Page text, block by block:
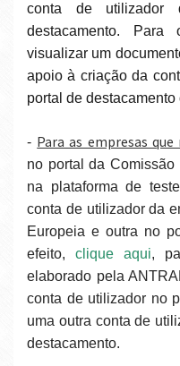
conta de utilizador
destacamento.
visualizar um
apoio à criação da
portal de
- Para as empresas
no portal da
na plataforma de
conta de utilizador da
Europeia e outra no
efeito, clique aqui,
elaborado pela
conta de utilizador no
uma outra conta de
destacamento.